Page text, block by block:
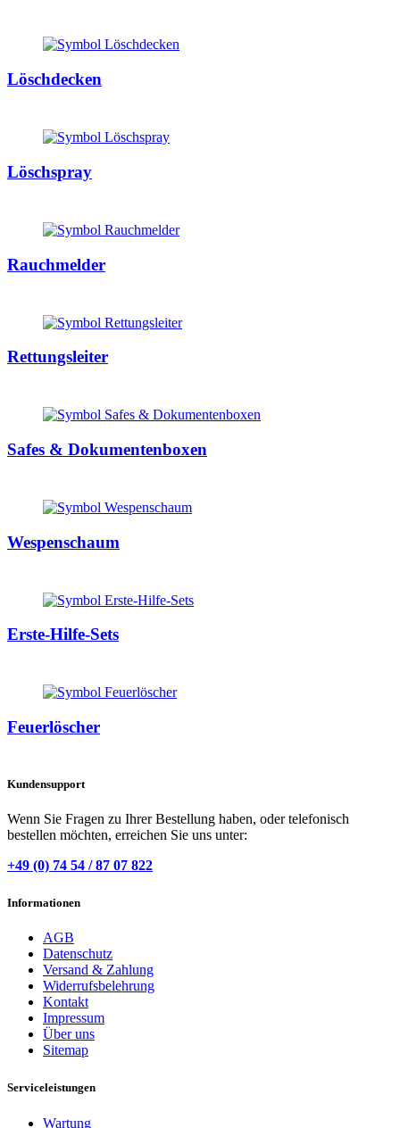
Löschdecken
Löschspray
Rauchmelder
Rettungsleiter
Safes & Dokumentenboxen
Wespenschaum
Erste-Hilfe-Sets
Feuerlöscher
Kundensupport
Wenn Sie Fragen zu Ihrer Bestellung haben, oder telefonisch
bestellen möchten, erreichen Sie uns unter:
+49 (0) 74 54 / 87 07 822
Informationen
AGB
Datenschutz
Versand & Zahlung
Widerrufsbelehrung
Kontakt
Impressum
Über uns
Sitemap
Serviceleistungen
Wartung